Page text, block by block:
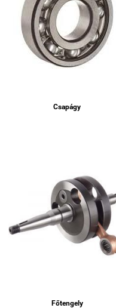
Csapágy
Főtengely